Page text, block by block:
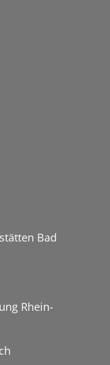
Bad
Rhein-